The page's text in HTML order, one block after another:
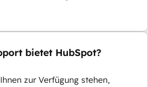
bietet HubSpot?
zur Verfügung stehen,